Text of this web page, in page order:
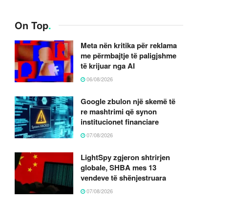
On Top.
Meta nën kritika për reklama
me përmbajtje të paligjshme
të krijuar nga AI
06/08/2026
Google zbulon një skemë të
re mashtrimi që synon
institucionet financiare
07/08/2026
LightSpy zgjeron shtrirjen
globale, SHBA mes 13
vendeve të shënjestruara
07/08/2026